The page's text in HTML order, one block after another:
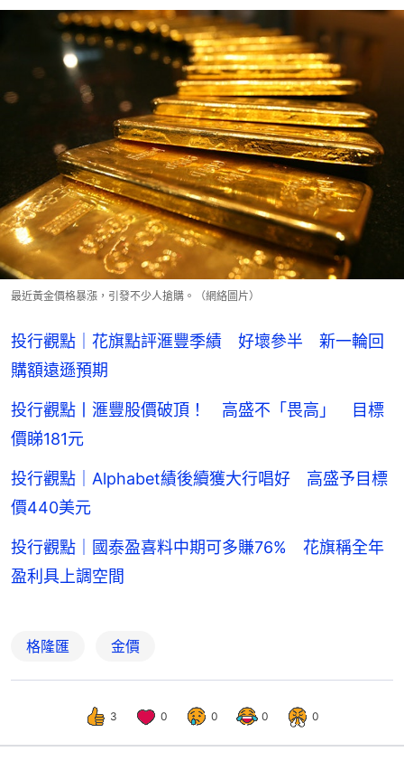
最近黃金價格暴漲，引發不少人搶購。（網絡圖片）
投行觀點｜花旗點評滙豐季績 好壞參半 新一輪回
購額遠遜預期
投行觀點丨滙豐股價破頂！ 高盛不「畏高」 目標
價睇181元
投行觀點｜Alphabet績後續獲大行唱好 高盛予目標
價440美元
投行觀點｜國泰盈喜料中期可多賺76% 花旗稱全年
盈利具上調空間
格隆匯 金價
3 0 0 0 0